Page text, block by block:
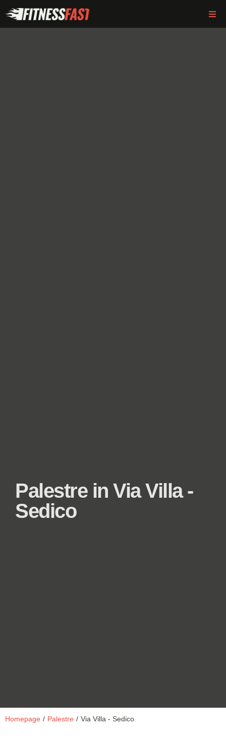
Palestre in Via Villa -
Sedico
Homepage / Palestre / Via Villa - Sedico